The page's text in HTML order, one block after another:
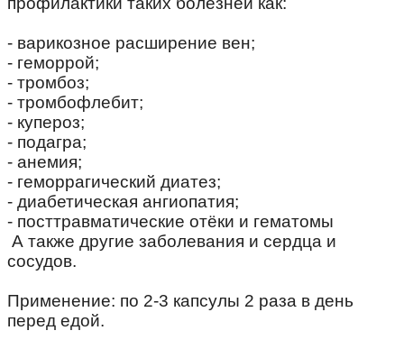
- варикозное расширение вен;
- геморрой;
- тромбоз;
- тромбофлебит;
- купероз;
- подагра;
- анемия;
- геморрагический диатез;
- диабетическая ангиопатия;
- посттравматические отёки и гематомы
А также другие заболевания и сердца и
сосудов.
Применение: по 2-3 капсулы 2 раза в день
перед едой.